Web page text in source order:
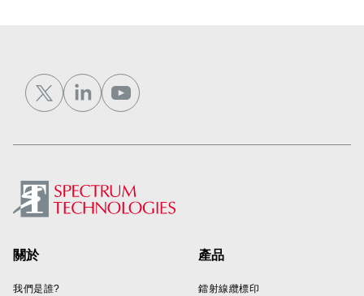
Footer
關於
我們是誰?
產品
鐳射線纜標印